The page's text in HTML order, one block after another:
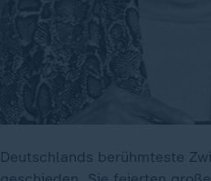
Deutschlands berühmteste